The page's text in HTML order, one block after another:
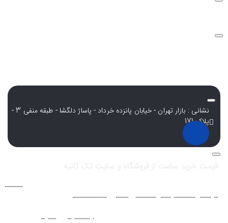
نشانی : بازار تهران - خیابان پانزده خرداد - پاساژ دلگشا - طبقه منفی 3 -
پلاک 171
ساعت
مردانه، ساعت زنانه، ساعت بچگانهو ساعت ستفعاليت خود را از سال
اينستاگرام تلگرام